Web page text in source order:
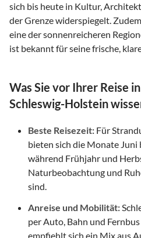
sich bis heute in Kultur,
der Grenze widerspiegelt.
eine der sonnenreicheren
ist bekannt für seine frische,
Was Sie vor Ihrer Reise
Schleswig-Holstein
Beste Reisezeit: Für
bieten sich die Monate Juni
während Frühjahr und
Naturbeobachtung und
sind.
Anreise und Mobilität:
per Auto, Bahn und
empfiehlt sich ein Mix aus